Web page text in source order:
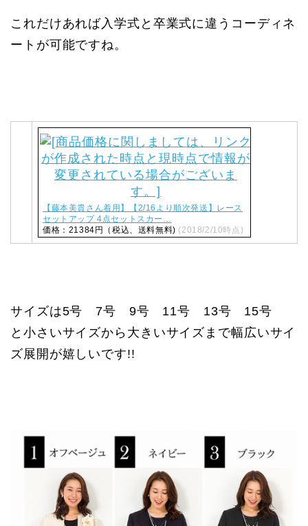
これだけあれば入学式と卒業式に違うコーディネ
ートが可能ですね。
【藤本美貴さん着用】【2/16より順次発送】レース
セットアップ 4点セットスカー…
価格：21384円（税込、送料無料) (2018/2/10時点)
サイズは5号 7号 9号 11号 13号 15号
と小さいサイズから大きいサイズまで幅広いサイ
ズ展開が嬉しいです!!